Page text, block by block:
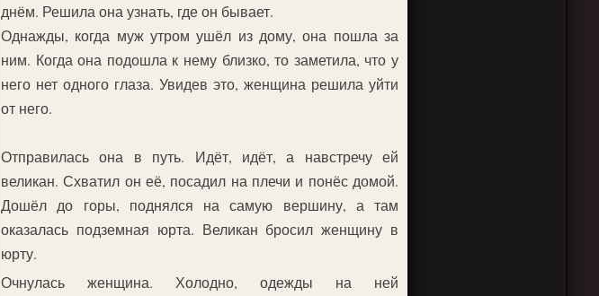
днём. Решила она узнать, где он бывает.
Однажды, когда муж утром ушёл из дому, она пошла за
ним. Когда она подошла к нему близко, то заметила, что у
него нет одного глаза. Увидев это, женщина решила уйти
от него.
Отправилась она в путь. Идёт, идёт, а навстречу ей
великан. Схватил он её, посадил на плечи и понёс домой.
Дошёл до горы, поднялся на самую вершину, а там
оказалась подземная юрта. Великан бросил женщину в
юрту.
Очнулась женщина. Холодно, одежды на ней